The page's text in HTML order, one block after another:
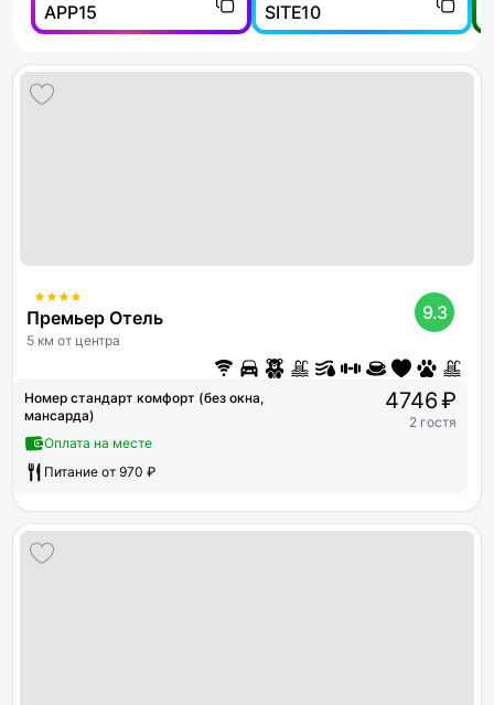
APP15 SITE10
Премьер Отель
5 км от центра
9.3
Номер стандарт комфорт (без окна,
мансарда)
Оплата на месте
Питание от 970 ₽
4746 ₽
2 гостя